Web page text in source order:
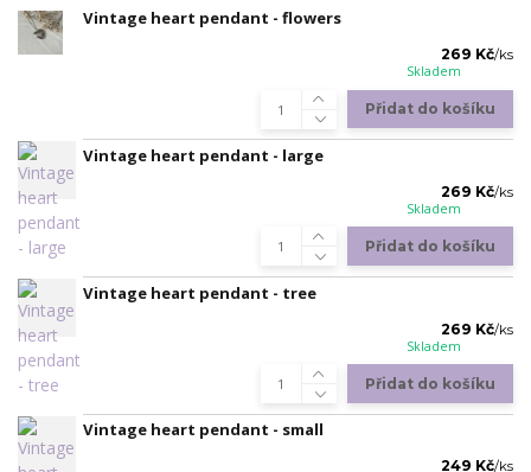
Vintage heart pendant - flowers
269 Kč/ks
Skladem
Přidat do košíku
Vintage heart pendant - large
269 Kč/ks
Skladem
Přidat do košíku
Vintage heart pendant - tree
269 Kč/ks
Skladem
Přidat do košíku
Vintage heart pendant - small
249 Kč/ks